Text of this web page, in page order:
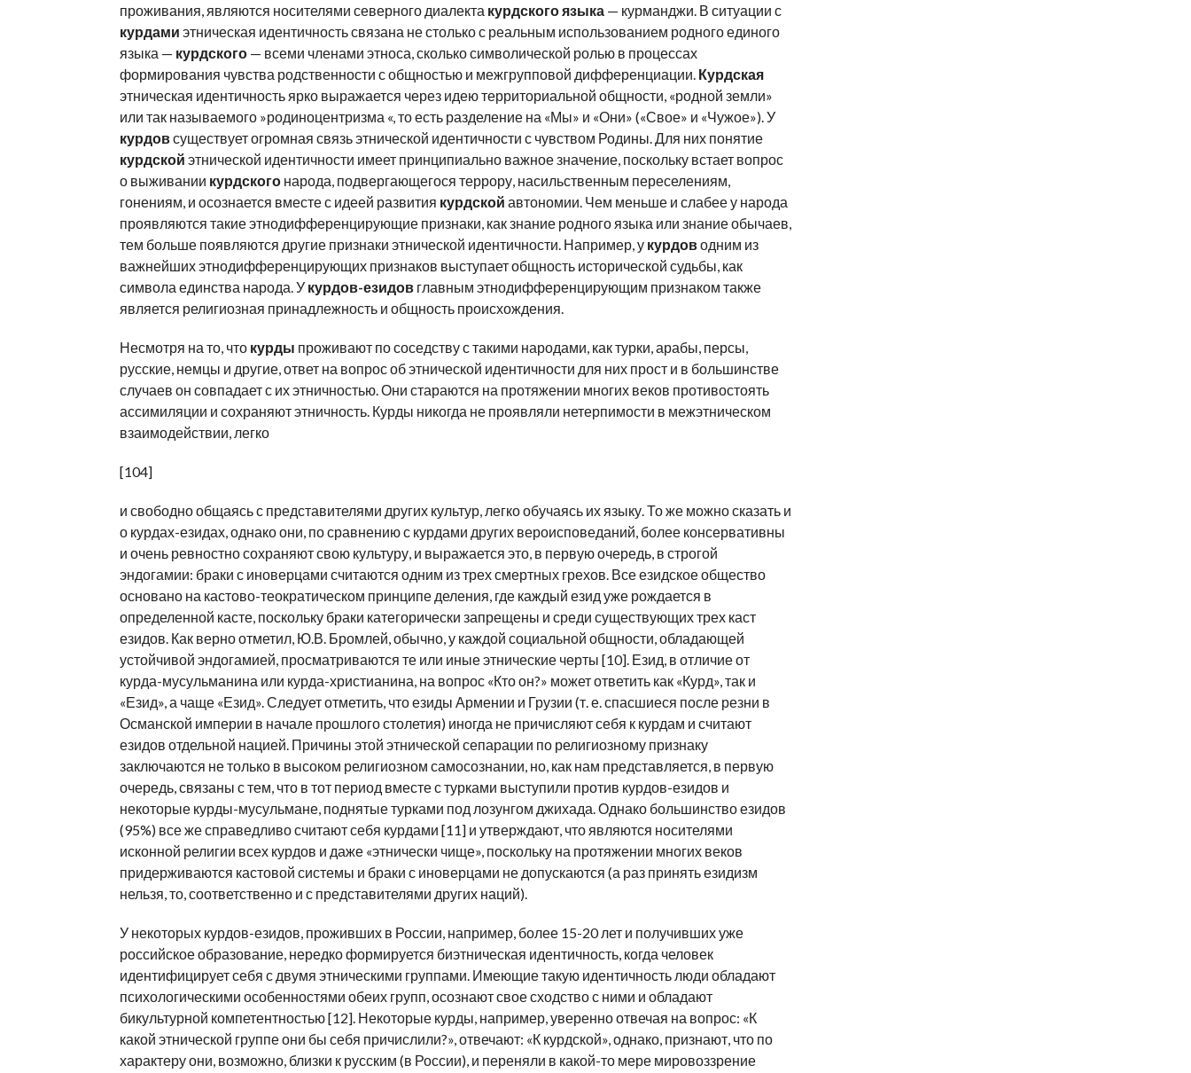
проживания, являются носителями северного диалекта курдского языка— курманджи. В ситуации с
курдами этническая идентичность связана не столько с реальным использованием родного единого
языка — курдского — всеми членами этноса, сколько символической ролью в процессах
формирования чувства родственности с общностью и межгрупповой дифференциации. Курдская
этническая идентичность ярко выражается через идею территориальной общности, «родной земли»
или так называемого »родиноцентризма «, то есть разделение на «Мы» и «Они» («Свое» и «Чужое»). У
курдовсуществует огромная связь этнической идентичности с чувством Родины. Для них понятие
курдской этнической идентичности имеет принципиально важное значение, поскольку встает вопрос
о выживании курдского народа, подвергающегося террору, насильственным переселениям,
гонениям, и осознается вместе с идеей развития курдской автономии. Чем меньше и слабее у народа
проявляются такие этнодифференцирующие признаки, как знание родного языка или знание обычаев,
тем больше появляются другие признаки этнической идентичности. Например, у курдоводним из
важнейших этнодифференцирующих признаков выступает общность исторической судьбы, как
символа единства народа. У курдов-езидовглавным этнодифференцирующим признаком также
является религиозная принадлежность и общность происхождения.
Несмотря на то, что курды проживают по соседству с такими народами, как турки, арабы, персы,
русские, немцы и другие, ответ на вопрос об этнической идентичности для них прост и в большинстве
случаев он совпадает с их этничностью. Они стараются на протяжении многих веков противостоять
ассимиляции и сохраняют этничность. Курды никогда не проявляли нетерпимости в межэтническом
взаимодействии, легко
[104]
и свободно общаясь с представителями других культур, легко обучаясь их языку. То же можно сказать и
о курдах-езидах, однако они, по сравнению с курдами других вероисповеданий, более консервативны
и очень ревностно сохраняют свою культуру, и выражается это, в первую очередь, в строгой
эндогамии: браки с иноверцами считаются одним из трех смертных грехов. Все езидское общество
основано на кастово-теократическом принципе деления, где каждый езид уже рождается в
определенной касте, поскольку браки категорически запрещены и среди существующих трех каст
езидов. Как верно отметил, Ю.В. Бромлей, обычно, у каждой социальной общности, обладающей
устойчивой эндогамией, просматриваются те или иные этнические черты [10]. Езид, в отличие от
курда-мусульманина или курда-христианина, на вопрос «Кто он?» может ответить как «Курд», так и
«Езид», а чаще «Езид». Следует отметить, что езиды Армении и Грузии (т. е. спасшиеся после резни в
Османской империи в начале прошлого столетия) иногда не причисляют себя к курдам и считают
езидов отдельной нацией. Причины этой этнической сепарации по религиозному признаку
заключаются не только в высоком религиозном самосознании, но, как нам представляется, в первую
очередь, связаны с тем, что в тот период вместе с турками выступили против курдов-езидов и
некоторые курды-мусульмане, поднятые турками под лозунгом джихада. Однако большинство езидов
(95%) все же справедливо считают себя курдами [11] и утверждают, что являются носителями
исконной религии всех курдов и даже «этнически чище», поскольку на протяжении многих веков
придерживаются кастовой системы и браки с иноверцами не допускаются (а раз принять езидизм
нельзя, то, соответственно и с представителями других наций).
У некоторых курдов-езидов, проживших в России, например, более 15-20 лет и получивших уже
российское образование, нередко формируется биэтническая идентичность, когда человек
идентифицирует себя с двумя этническими группами. Имеющие такую идентичность люди обладают
психологическими особенностями обеих групп, осознают свое сходство с ними и обладают
бикультурной компетентностью [12]. Некоторые курды, например, уверенно отвечая на вопрос: «К
какой этнической группе они бы себя причислили?», отвечают: «К курдской», однако, признают, что по
характеру они, возможно, близки к русским (в России), и переняли в какой-то мере мировоззрение